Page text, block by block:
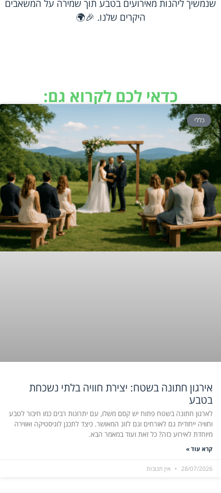
שנמשיך ליהנות מאירועים בטבע תוך שמירה על המשאבים
היקרים שלנו. 🎉🌍
כדאי לכם לקרוא גם:
כללי
אירגון חתונה בשטח: יצירת חוויה בלתי נשכחת
בטבע
לארגון חתונה בשטח פתוח יש קסם משלו, עם יתרונות רבים כמו חיבור לטבע
וחוויה ייחודית גם לאורחים וגם לזוג המאושר. כיצד לתכנן לוגיסטיקה ואווירה
מיוחדת לאירוע כזה? כל זאת ועוד במאמר הבא.
קרא עוד »
28/07/2026 אין תגובות